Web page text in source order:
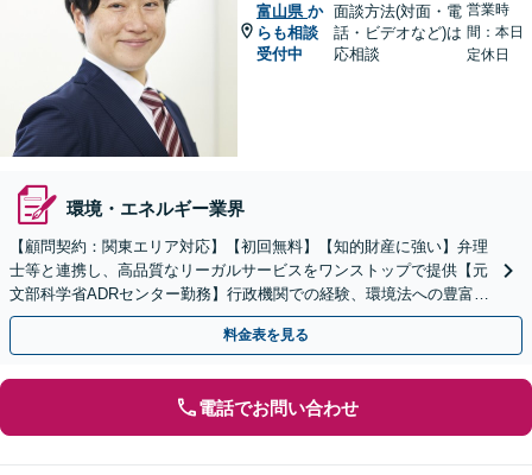
富山県 か
らも相談
受付中
面談方法(対面・電
話・ビデオなど)は
応相談
営業時
間：本日
定休日
環境・エネルギー業界
【顧問契約：関東エリア対応】【初回無料】【知的財産に強い】弁理
士等と連携し、高品質なリーガルサービスをワンストップで提供【元
文部科学省ADRセンター勤務】行政機関での経験、環境法への豊富な
知識を活かし、事業者さまの抱える問題を解決へ導きます
料金表を見る
電話でお問い合わせ